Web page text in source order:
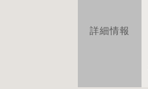
詳細情報